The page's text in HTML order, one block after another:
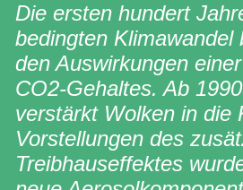
Die ersten hundert
bedingten
den Auswirkungen
CO2-Gehaltes. Ab
verstärkt Wolken in die
Vorstellungen des
Treibhauseffektes